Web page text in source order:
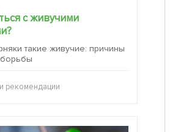
с живучими
такие живучие: причины
рекомендации